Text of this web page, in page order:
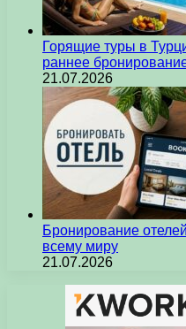
Горящие туры в
раннее
21.07.2026
Бронирование
всему миру
21.07.2026